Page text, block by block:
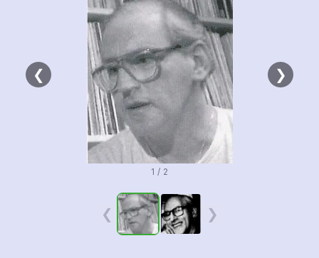
❮ ❯
1 / 2
❮ ❯